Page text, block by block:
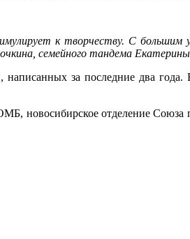
к творчеству. С
семейного тандема Екатерины
за последние два
новосибирское отделение Союза